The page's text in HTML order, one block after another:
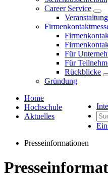
Career Service
Für
Für
Rückblicke
Gründung
Home
Hochschule
Aktuelles
Presseinformationen